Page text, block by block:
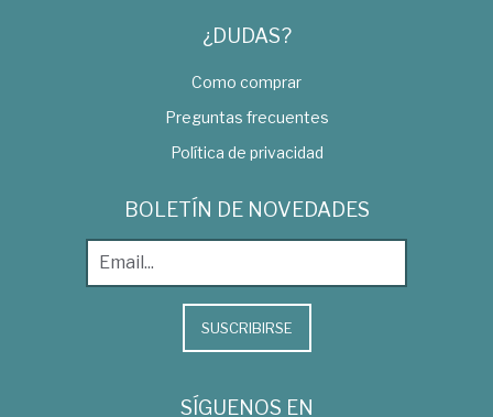
¿DUDAS?
Como comprar
Preguntas frecuentes
Política de privacidad
BOLETÍN DE NOVEDADES
SUSCRIBIRSE
SÍGUENOS EN